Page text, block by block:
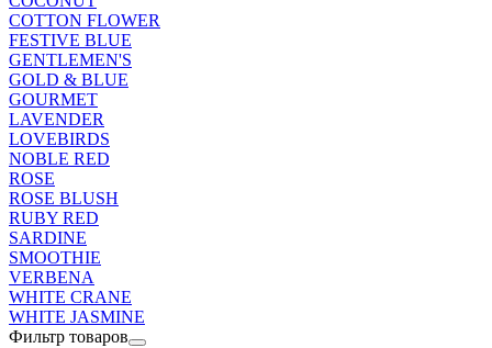
COTTON FLOWER
FESTIVE BLUE
GENTLEMEN'S
GOLD & BLUE
GOURMET
LAVENDER
LOVEBIRDS
NOBLE RED
ROSE
ROSE BLUSH
RUBY RED
SARDINE
SMOOTHIE
VERBENA
WHITE CRANE
WHITE JASMINE
Фильтр товаров